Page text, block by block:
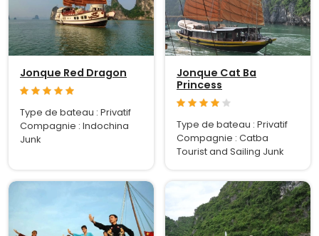
Jonque Red Dragon
Type de bateau : Privatif
Compagnie : Indochina
Junk
Jonque Cat Ba
Princess
Type de bateau : Privatif
Compagnie : Catba
Tourist and Sailing Junk